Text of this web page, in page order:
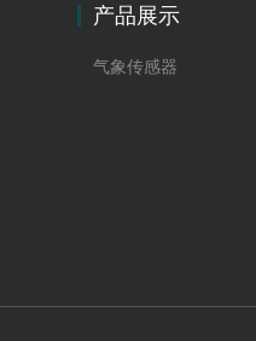
产品展示
气象传感器